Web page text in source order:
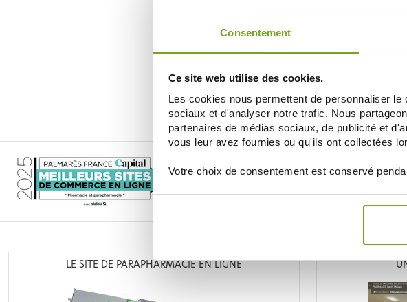
Consentement
Ce site web utilise des cookies.
Les cookies nous permettent de personnaliser
sociaux et d'analyser notre trafic. Nous
partenaires de médias sociaux, de publicité et
vous leur avez fournies ou qu'ils ont collectées
Votre choix de consentement est conservé
DELAROM
53,21 € 37,25 €
AJOUTER AU PANIER
Je
LA
LE SITE DE PARAPHARMACIE EN LIGNE